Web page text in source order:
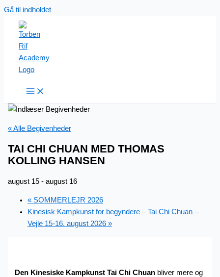
Gå til indholdet
« Alle Begivenheder
TAI CHI CHUAN MED THOMAS
KOLLING HANSEN
august 15- august 16
«SOMMERLEJR 2026
Kinesisk Kampkunst for begyndere – Tai Chi Chuan –
Vejle 15-16. august 2026 »
Den Kinesiske Kampkunst Tai Chi Chuan bliver mere og